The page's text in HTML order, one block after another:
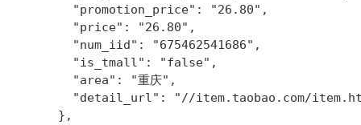
        "promotion_price": "26.80",
        "price": "26.80",
        "num_iid": "675462541686",
        "is_tmall": "false",
        "area": "重庆",
"detail_url": "//item.taobao.com/
      },